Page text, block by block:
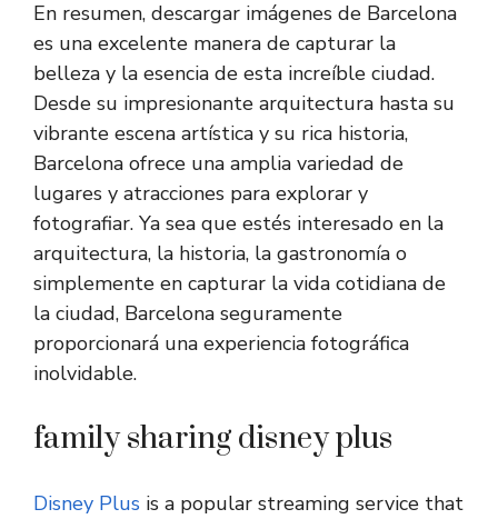
En resumen, descargar imágenes de Barcelona
es una excelente manera de capturar la
belleza y la esencia de esta increíble ciudad.
Desde su impresionante arquitectura hasta su
vibrante escena artística y su rica historia,
Barcelona ofrece una amplia variedad de
lugares y atracciones para explorar y
fotografiar. Ya sea que estés interesado en la
arquitectura, la historia, la gastronomía o
simplemente en capturar la vida cotidiana de
la ciudad, Barcelona seguramente
proporcionará una experiencia fotográfica
inolvidable.
family sharing disney plus
Disney Plus is a popular streaming service that